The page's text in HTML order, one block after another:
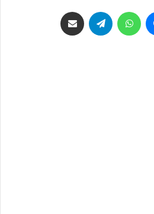
ماسنجر واتساب تيلقرام